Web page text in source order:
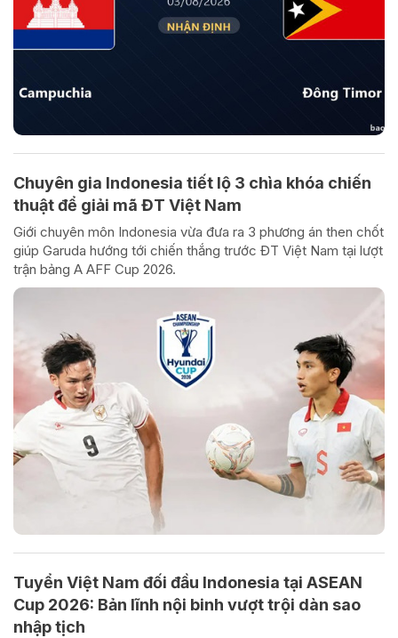
Chuyên gia Indonesia tiết lộ 3 chìa khóa chiến
thuật để giải mã ĐT Việt Nam
Giới chuyên môn Indonesia vừa đưa ra 3 phương án then chốt
giúp Garuda hướng tới chiến thắng trước ĐT Việt Nam tại lượt
trận bảng A AFF Cup 2026.
Tuyển Việt Nam đối đầu Indonesia tại ASEAN
Cup 2026: Bản lĩnh nội binh vượt trội dàn sao
nhập tịch